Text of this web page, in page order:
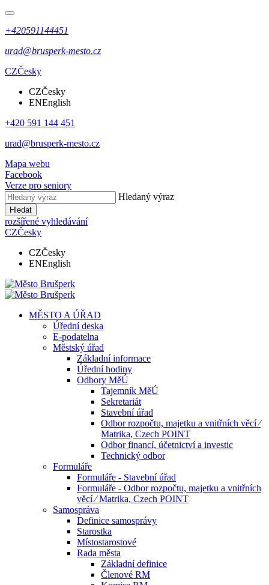
+420591144451
urad@brusperk-mesto.cz
CZČesky
CZČesky
ENEnglish
+420 591 144 451
urad@brusperk-mesto.cz
Mapa webu
Facebook
Verze pro seniory
Hledaný výraz
Hledat
rozšířené vyhledávání
CZČesky
CZČesky
ENEnglish
MĚSTO A ÚŘAD
Úřední deska
E-podatelna
Městský úřad
Základní informace
Úřední hodiny
Odbory MěÚ
Tajemník MěÚ
Sekretariát
Stavební úřad
Odbor rozpočtu, majetku a vnitřních věcí ⁄
Matrika, Czech POINT
Odbor financí, účetnictví a investic
Technický odbor
Formuláře
Formuláře - Stavební úřad
Formuláře - Odbor rozpočtu, majetku a vnitřních
věcí ⁄ Matrika, Czech POINT
Samospráva
Definice samosprávy
Starostka
Místostarostové
Rada města
Základní definice
Členové RM